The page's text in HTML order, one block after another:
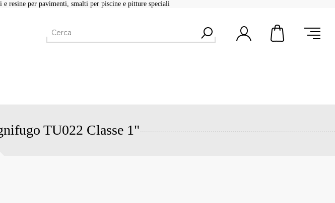
resine per pavimenti, smalti per piscine e pitture speciali
TU022 Classe 1"